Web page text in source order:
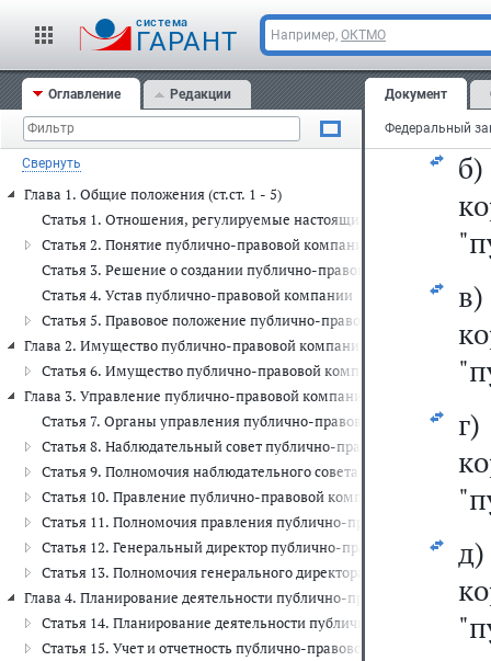
cистема
ГАРАНТ Например, ОКТМО
Оглавление Редакции
Свернуть
Глава 1. Общие положения (ст.ст. 1 - 5)
Статья 1. Отношения, регулируемые настоящим Федеральным
Статья 2. Понятие публично-правовой компании
Статья 3. Решение о создании публично-правовой компании
Статья 4. Устав публично-правовой компании
Статья 5. Правовое положение публично-правовой компании
Глава 2. Имущество публично-правовой компании (ст. 6)
Статья 6. Имущество публично-правовой компании
Глава 3. Управление публично-правовой компанией (ст.ст. 7 - 13)
Статья 7. Органы управления публично-правовой компании
Статья 8. Наблюдательный совет публично-правовой компании
Статья 9. Полномочия наблюдательного совета публично-
Статья 10. Правление публично-правовой компании
Статья 11. Полномочия правления публично-правовой компании
Статья 12. Генеральный директор публично-правовой компании
Статья 13. Полномочия генерального директора публично-
Глава 4. Планирование деятельности публично-правовой
Статья 14. Планирование деятельности публично-правовой
Статья 15. Учет и отчетность публично-правовой компании
Документ